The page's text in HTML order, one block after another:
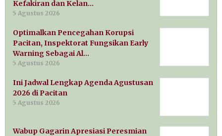
Kefakiran dan Kelan…
5 Agustus 2026
Optimalkan Pencegahan Korupsi
Pacitan, Inspektorat Fungsikan Early
Warning Sebagai Al…
5 Agustus 2026
Ini Jadwal Lengkap Agenda Agustusan
2026 di Pacitan
5 Agustus 2026
Wabup Gagarin Apresiasi Peresmian